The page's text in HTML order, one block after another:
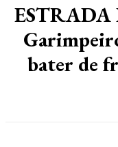
bater de